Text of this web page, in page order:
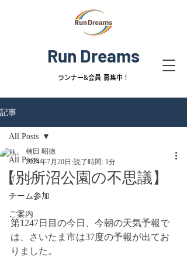
ランナー&会員 募集中！
Run Dreams
記事
All Posts
イベント
チーム参加
ご案内
All Posts
【別所沼公園の不思議】
楠田 昭徳
2024年7月20日 読了時間: 1分
第1247日目の今日、今朝の天気予報で
は、さいたま市は37度の予報が出てお
りました。